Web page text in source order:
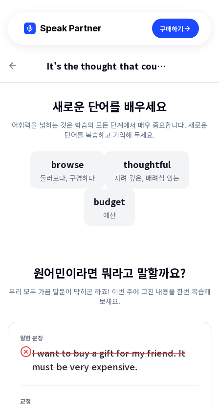
Speak Partner 구매하기
It's the thought that counts
새로운 단어를 배우세요
어휘력을 넓히는 것은 학습의 모든 단계에서 매우 중요합니다. 새로운
단어를 복습하고 기억해 두세요.
browse
둘러보다, 구경하다
thoughtful
사려 깊은, 배려심 있는
budget
예산
원어민이라면 뭐라고 말할까요?
우리 모두 가끔 말문이 막히곤 하죠! 이번 주에 고친 내용을 한번 복습해
보세요.
말한 문장
I want to buy a gift for my friend. It
must be very expensive.
교정